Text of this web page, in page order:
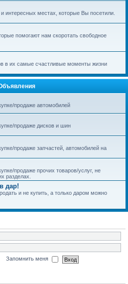
интересных местах, которые Вы посетили.
помогают нам скоротать свободное
в их самые счастливые моменты жизни
продаже автомобилей
продаже дисков и шин
продаже запчастей, автомобилей на
продаже прочих товаров/услуг, не
разделах.
дар!
и не купить, а только даром можно
Запомнить меня